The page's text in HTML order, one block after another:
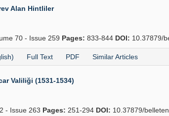
Alan Hintliler
70 - Issue 259 Pages: 833-844 DOI: 10.37879/
Full Text PDF Similar Articles
Valiliği (1531-1534)
- Issue 263 Pages: 251-294 DOI: 10.37879/